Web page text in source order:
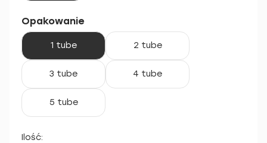
Opakowanie
1 tube 2 tube
3 tube 4 tube
5 tube
Ilość: